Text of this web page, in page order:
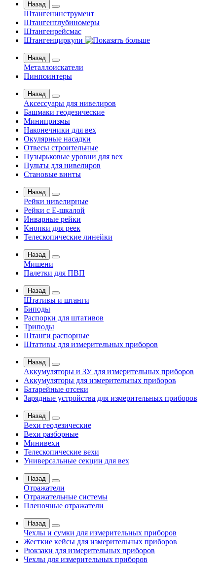
Назад
Штангенинструмент
Штангенглубиномеры
Штангенрейсмас
Штангенциркули
Назад
Металлоискатели
Пинпоинтеры
Назад
Аксессуары для нивелиров
Башмаки геодезические
Минипризмы
Наконечники для вех
Окулярные насадки
Отвесы строительные
Пузырьковые уровни для вех
Пульты для нивелиров
Становые винты
Назад
Рейки нивелирные
Рейки с Е-шкалой
Инварные рейки
Кнопки для реек
Телескопические линейки
Назад
Мишени
Палетки для ПВП
Назад
Штативы и штанги
Биподы
Распорки для штативов
Триподы
Штанги распорные
Штативы для измерительных приборов
Назад
Аккумуляторы и ЗУ для измерительных приборов
Аккумуляторы для измерительных приборов
Батарейные отсеки
Зарядные устройства для измерительных приборов
Назад
Вехи геодезические
Вехи разборные
Минивехи
Телескопические вехи
Универсальные секции для вех
Назад
Отражатели
Отражательные системы
Пленочные отражатели
Назад
Чехлы и сумки для измерительных приборов
Жесткие кейсы для измерительных приборов
Рюкзаки для измерительных приборов
Чехлы для измерительных приборов